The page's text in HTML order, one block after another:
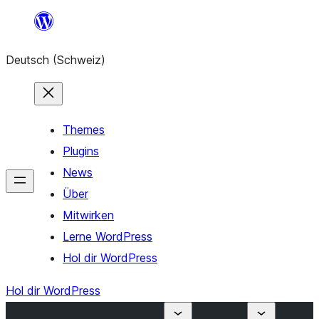
springen
Deutsch (Schweiz)
Themes
Plugins
News
Über
Mitwirken
Lerne WordPress
Hol dir WordPress
Hol dir WordPress